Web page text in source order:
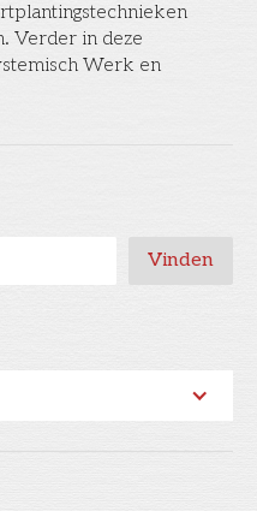
Verder in deze
Werk en